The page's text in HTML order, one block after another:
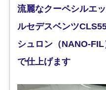
流麗なクーペシルエ
ルセデスベンツ
シュロン（NANO-
で仕上げます